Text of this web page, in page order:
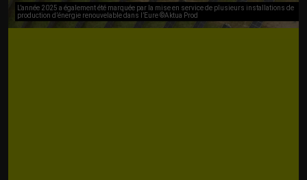
L’année 2025 a également été marquée par la mise en service de plusieurs installations de
production d’énergie renouvelable dans l’Eure ©Aktua Prod